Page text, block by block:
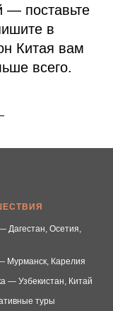
— поставьте
в
Китая вам
всего.
Дагестан, Осетия,
Мурманск, Карелия
— Узбекистан, Китай
туры